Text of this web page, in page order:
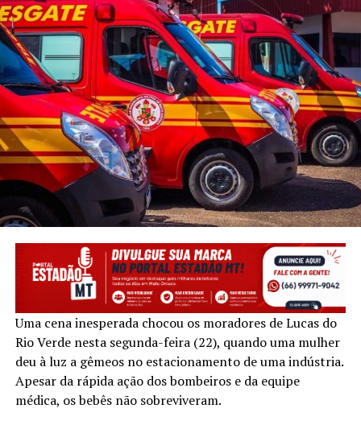
Uma cena inesperada chocou os moradores de Lucas do
Rio Verde nesta segunda-feira (22), quando uma mulher
deu à luz a gêmeos no estacionamento de uma indústria.
Apesar da rápida ação dos bombeiros e da equipe
médica, os bebês não sobreviveram.